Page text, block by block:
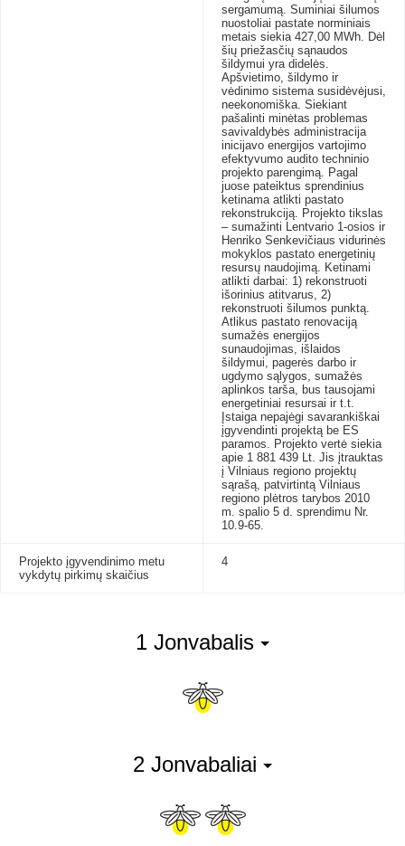
sergamumą. Suminiai šilumos
nuostoliai pastate norminiais
metais siekia 427,00 MWh. Dėl
šių priežasčių sąnaudos
šildymui yra didelės.
Apšvietimo, šildymo ir
vėdinimo sistema susidėvėjusi,
neekonomiška. Siekiant
pašalinti minėtas problemas
savivaldybės administracija
inicijavo energijos vartojimo
efektyvumo audito techninio
projekto parengimą. Pagal
juose pateiktus sprendinius
ketinama atlikti pastato
rekonstrukciją. Projekto tikslas
– sumažinti Lentvario 1-osios ir
Henriko Senkevičiaus vidurinės
mokyklos pastato energetinių
resursų naudojimą. Ketinami
atlikti darbai: 1) rekonstruoti
išorinius atitvarus, 2)
rekonstruoti šilumos punktą.
Atlikus pastato renovaciją
sumažės energijos
sunaudojimas, išlaidos
šildymui, pagerės darbo ir
ugdymo sąlygos, sumažės
aplinkos tarša, bus tausojami
energetiniai resursai ir t.t.
Įstaiga nepajėgi savarankiškai
įgyvendinti projektą be ES
paramos. Projekto vertė siekia
apie 1 881 439 Lt. Jis įtrauktas
į Vilniaus regiono projektų
sąrašą, patvirtintą Vilniaus
regiono plėtros tarybos 2010
m. spalio 5 d. sprendimu Nr.
10.9-65.
Projekto įgyvendinimo metu
vykdytų pirkimų skaičius
4
1 Jonvabalis
2 Jonvabaliai